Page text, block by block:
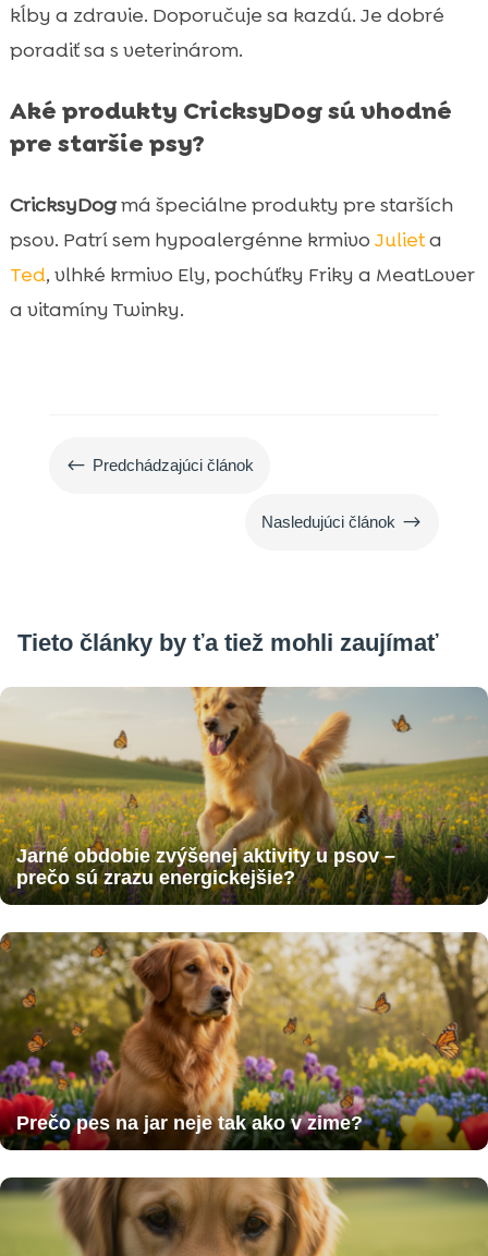
kĺby a zdravie. Doporučuje sa kazdú. Je dobré
poradiť sa s veterinárom.
Aké produkty CricksyDog sú vhodné
pre staršie psy?
CricksyDogmá špeciálne produkty pre starších
psov. Patrí sem hypoalergénne krmivo Julieta
Ted, vlhké krmivo Ely, pochúťky Friky a MeatLover
a vitamíny Twinky.
# Predchádzajúci článok
Nasledujúci článok $
Tieto články by ťa tiež mohli zaujímať
Jarné obdobie zvýšenej aktivity u psov –
prečo sú zrazu energickejšie?
Prečo pes na jar neje tak ako v zime?